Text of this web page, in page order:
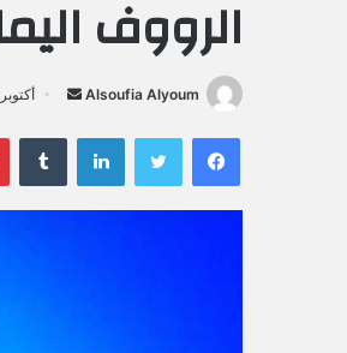
الرووف
Alsoufia Alyoum
ل
ب
أكتوبر 22, 2020
فيسبوك لينكدإن